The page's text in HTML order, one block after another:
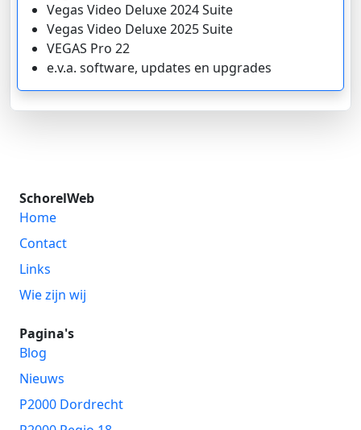
Vegas Video Deluxe 2024 Suite
Vegas Video Deluxe 2025 Suite
VEGAS Pro 22
e.v.a. software, updates en upgrades
SchorelWeb
Home
Contact
Links
Wie zijn wij
Pagina's
Blog
Nieuws
P2000 Dordrecht